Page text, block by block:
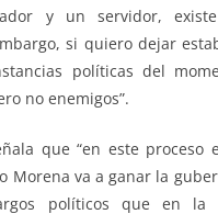
y un servidor,
si quiero dejar
políticas del
no enemigos”.
que “en este proceso
Morena va a ganar la
políticos que en la